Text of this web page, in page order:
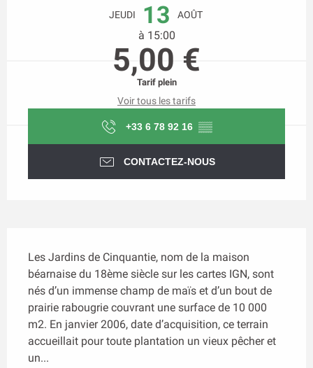
JEUDI 13 AOÛT
à 15:00
5,00 €
Tarif plein
Voir tous les tarifs
+33 6 78 92 16 ▒▒
CONTACTEZ-NOUS
Les Jardins de Cinquantie, nom de la maison
béarnaise du 18ème siècle sur les cartes IGN, sont
nés d’un immense champ de maïs et d’un bout de
prairie rabougrie couvrant une surface de 10 000
m2. En janvier 2006, date d’acquisition, ce terrain
accueillait pour toute plantation un vieux pêcher et
un...